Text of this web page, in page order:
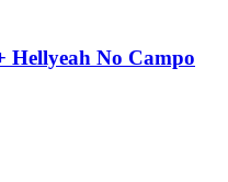
Hellyeah No Campo